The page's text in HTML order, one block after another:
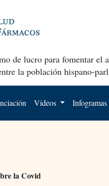
de lucro para fomentar el
la población hispano-
Videos Infogramas
la Covid